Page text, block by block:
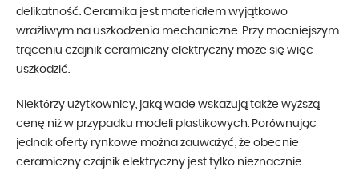
delikatność. Ceramika jest materiałem wyjątkowo
wrażliwym na uszkodzenia mechaniczne. Przy mocniejszym
trąceniu czajnik ceramiczny elektryczny może się więc
uszkodzić.
Niektórzy użytkownicy, jaką wadę wskazują także wyższą
cenę niż w przypadku modeli plastikowych. Porównując
jednak oferty rynkowe można zauważyć, że obecnie
ceramiczny czajnik elektryczny jest tylko nieznacznie